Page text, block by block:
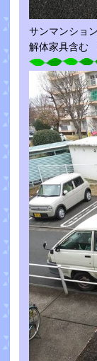
サンマンショ
解体家具含む